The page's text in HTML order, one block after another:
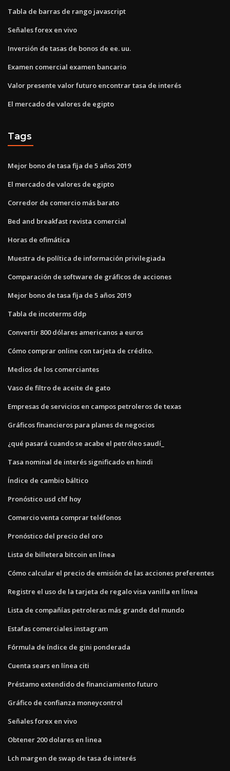
Tabla de barras de rango javascript
Señales forex en vivo
Inversión de tasas de bonos de ee. uu.
Examen comercial examen bancario
Valor presente valor futuro encontrar tasa de interés
El mercado de valores de egipto
Tags
Mejor bono de tasa fija de 5 años 2019
El mercado de valores de egipto
Corredor de comercio más barato
Bed and breakfast revista comercial
Horas de ofimática
Muestra de política de información privilegiada
Comparación de software de gráficos de acciones
Mejor bono de tasa fija de 5 años 2019
Tabla de incoterms ddp
Convertir 800 dólares americanos a euros
Cómo comprar online con tarjeta de crédito.
Medios de los comerciantes
Vaso de filtro de aceite de gato
Empresas de servicios en campos petroleros de texas
Gráficos financieros para planes de negocios
¿qué pasará cuando se acabe el petróleo saudí_
Tasa nominal de interés significado en hindi
Índice de cambio báltico
Pronóstico usd chf hoy
Comercio venta comprar teléfonos
Pronóstico del precio del oro
Lista de billetera bitcoin en línea
Cómo calcular el precio de emisión de las acciones preferentes
Registre el uso de la tarjeta de regalo visa vanilla en línea
Lista de compañías petroleras más grande del mundo
Estafas comerciales instagram
Fórmula de índice de gini ponderada
Cuenta sears en línea citi
Préstamo extendido de financiamiento futuro
Gráfico de confianza moneycontrol
Señales forex en vivo
Obtener 200 dolares en linea
Lch margen de swap de tasa de interés